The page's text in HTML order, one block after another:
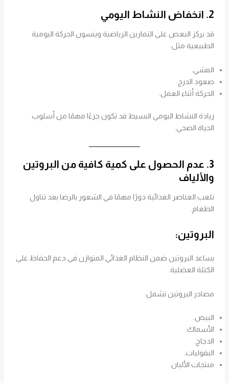
2. انخفاض النشاط اليومي
قد يركز البعض على التمارين الرياضية وينسون الحركة اليومية
الطبيعية مثل:
المشي.
صعود الدرج.
الحركة أثناء العمل.
زيادة النشاط اليومي البسيط قد تكون جزءًا مهمًا من أسلوب
الحياة الصحي.
3. عدم الحصول على كمية كافية من البروتين
والألياف
تلعب العناصر الغذائية دورًا مهمًا في الشعور بالرضا بعد تناول
الطعام.
البروتين:
يساعد البروتين ضمن النظام الغذائي المتوازن في دعم الحفاظ على
الكتلة العضلية.
مصادر البروتين تشمل:
البيض.
الأسماك.
الدجاج.
البقوليات.
منتجات الألبان.